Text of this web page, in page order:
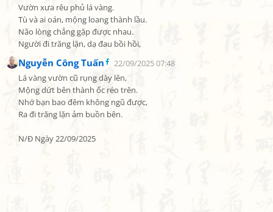
Vườn xưa rêu phủ lá vàng.
Tù và ai oán, mộng loang thành lầu.
Não lòng chẳng gặp được nhau.
Người đi trăng lặn, dạ đau bồi hồi,
Nguyễn Công Tuấn
22/09/2025 07:48
Lá vàng vườn cũ rụng dày lên,
Mộng dứt bên thành ốc réo trên.
Nhớ bạn bao đêm không ngũ được,
Ra đi trăng lặn ảm buồn bên.
N/Đ Ngày 22/09/2025